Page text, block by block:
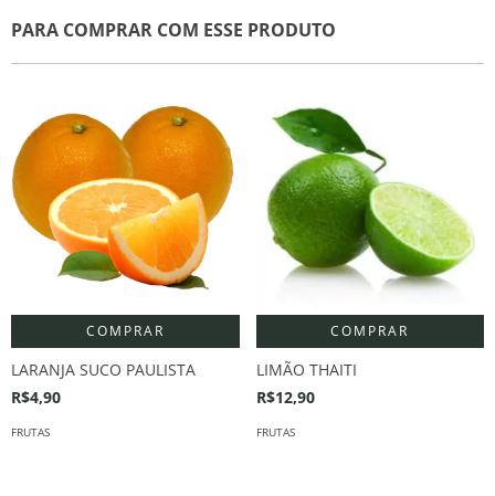
PARA COMPRAR COM ESSE PRODUTO
COMPRAR
LARANJA SUCO PAULISTA
R$4,90
FRUTAS
COMPRAR
LIMÃO THAITI
R$12,90
FRUTAS